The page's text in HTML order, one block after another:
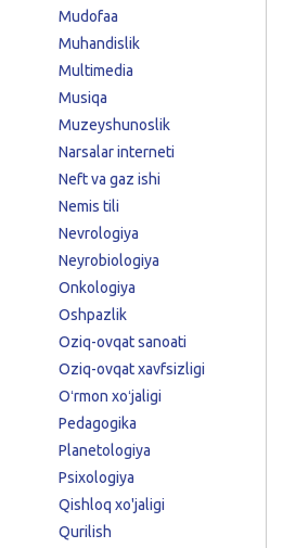
Mudofaa
Muhandislik
Multimedia
Musiqa
Muzeyshunoslik
Narsalar interneti
Neft va gaz ishi
Nemis tili
Nevrologiya
Neyrobiologiya
Onkologiya
Oshpazlik
Oziq-ovqat sanoati
Oziq-ovqat xavfsizligi
Oʻrmon xoʻjaligi
Pedagogika
Planetologiya
Psixologiya
Qishloq xo'jaligi
Qurilish